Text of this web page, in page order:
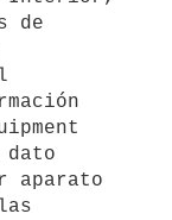
de
aparato